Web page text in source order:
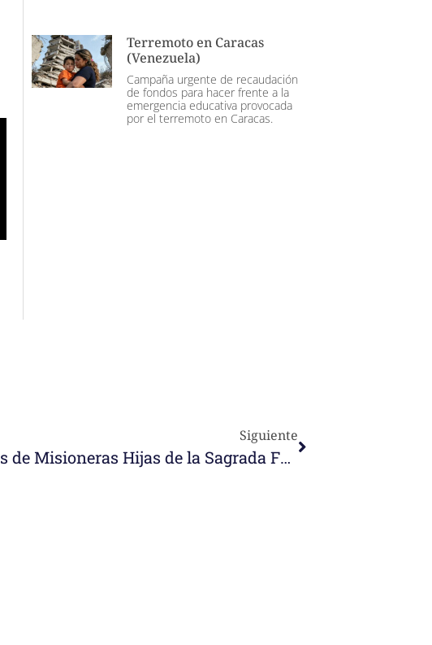
Terremoto en Caracas
(Venezuela)
Campaña urgente de recaudación
de fondos para hacer frente a la
emergencia educativa provocada
por el terremoto en Caracas.
Siguiente
Celebración de 150 años de Misioneras Hijas de la Sagrada Familia en la Basílica de la Sagrada Familia (Barcelona)